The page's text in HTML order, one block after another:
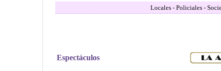
Locales - Policiales -
Espectáculos